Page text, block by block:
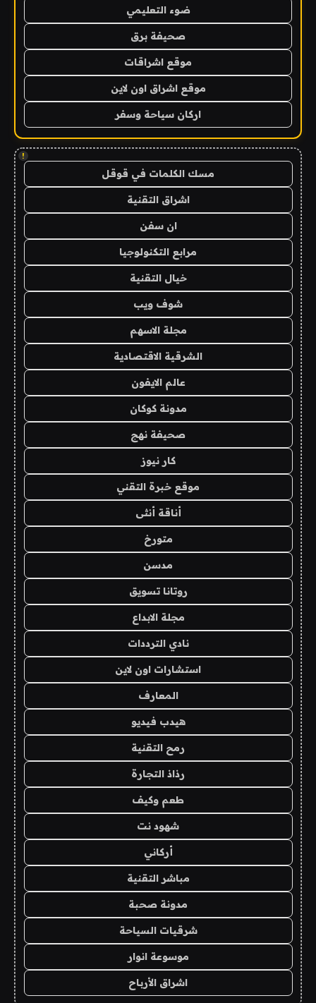
ضوء التعليمي
صحيفة برق
موقع اشراقات
موقع اشراق اون لاين
اركان سياحة وسفر
!
مسك الكلمات في قوقل
اشراق التقنية
ان سفن
مرابع التكنولوجيا
خيال التقنية
شوف ويب
مجلة الاسهم
الشرقية الاقتصادية
عالم الايفون
مدونة كوكان
صحيفة نهج
كار نيوز
موقع خبرة التقني
أناقة أنثى
متورخ
مدسن
روتانا تسويق
مجلة الابداع
نادي الترددات
استشارات اون لاين
المعارف
هيدب فيديو
رمح التقنية
رذاذ التجارة
طعم وكيف
شهود نت
أركاني
مباشر التقنية
مدونة صحبة
شرقيات السياحة
موسوعة انوار
اشراق الأرباح